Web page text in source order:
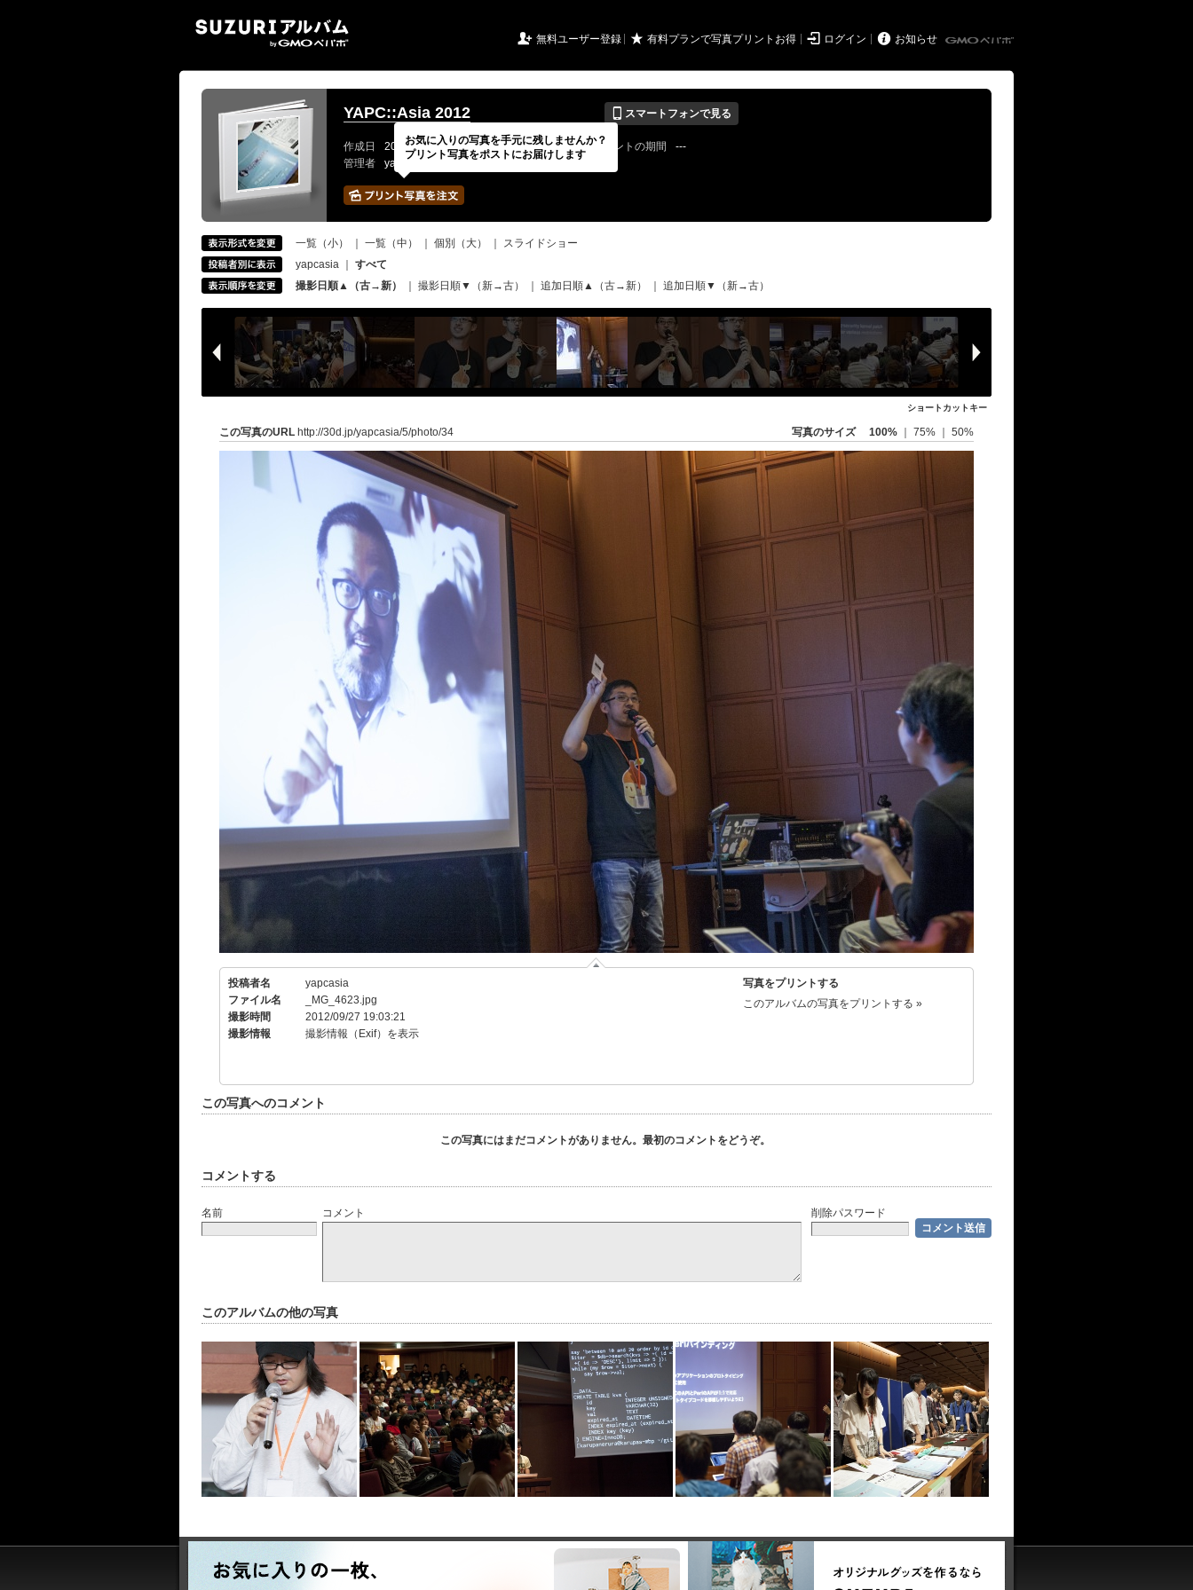
 無料ユーザー登録 ★ 有料プランで写真プリントお得  ログイン  お知らせ
YAPC::Asia 2012 📱 スマートフォンで見る
作成日 2012 / 09 / 28 公開終了日 無期限 イベントの期間
---
管理者
yapcasiaさん 写真の枚数 552 / 2000枚
一覧（小） 一覧（中） 個別（大）
スライドショー
yapcasia
すべて
撮影日順▲（古→新）
撮影日順▼（新→古） 追加日順▲（古→新） 追加日順▼（新→古）
ショートカットキー
この写真のURL http://30d.jp/yapcasia/5/photo/34 写真のサイズ 100% 75% 50%
投稿者名
yapcasia
ファイル名
_MG_4623.jpg
撮影時間
2012/09/27 19:03:21
撮影情報
撮影情報（Exif）を表示
写真をプリントする
このアルバムの写真をプリントする »
この写真へのコメント
この写真にはまだコメントがありません。最初のコメントをどうぞ。
コメントする
名前 コメント 削除パスワード
このアルバムの他の写真
お気に入りの写真を手元に残しませんか？
プリント写真をポストにお届けします